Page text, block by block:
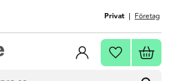
Privat Företag
Favoriter